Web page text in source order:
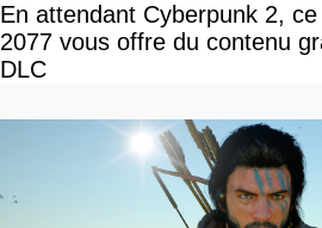
En attendant Cyberpunk 2,
2077 vous offre du contenu
DLC